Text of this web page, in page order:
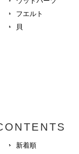
フエルト
貝
新着順